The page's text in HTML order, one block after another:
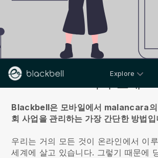
Explore
Blackbell은 모바일에서 malancara의
회 사업을 관리하는 가장 간단한 방법입
우리는 거의 모든 것이 온라인에서 이
세계에 살고 있습니다. 그렇기 때문에